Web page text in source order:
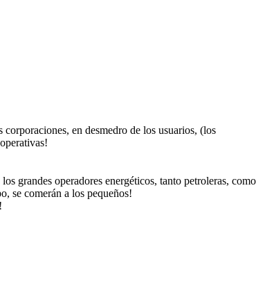
en desmedro de los usuarios, (los
grandes operadores energéticos, tanto petroleras, como
se comerán a los pequeños!